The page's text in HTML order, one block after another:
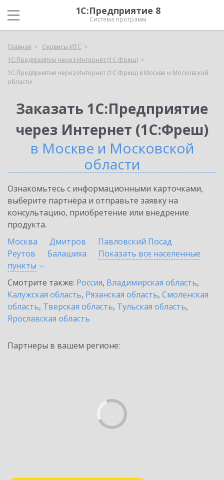
1С:Предприятие 8
Система программ
Главная
Сервисы ИТС
1С:Предприятие через Интернет (1С:Фреш)
1С:Предприятие через Интернет (1С:Фреш) в Москве и Московской
области
Заказать 1С:Предприятие
через Интернет (1С:Фреш)
в Москве и Московской
области
Ознакомьтесь с информационными карточками,
выберите партнёра и отправьте заявку на
консультацию, приобретение или внедрение
продукта.
Москва
Дмитров
Павловский Посад
Реутов
Балашиха
Показать все населенные
пункты
Смотрите также: Россия, Владимирская область,
Калужская область, Рязанская область, Смоленская
область, Тверская область, Тульская область,
Ярославская область
Партнеры в вашем регионе: